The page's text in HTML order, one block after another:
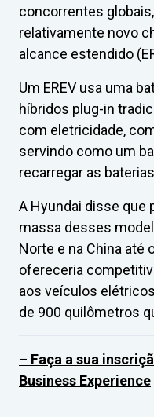
concorrentes
relativamente novo
alcance estendido
Um EREV usa uma
híbridos plug-in
com eletricidade,
servindo como um
recarregar as
A Hyundai disse que
massa desses
Norte e na China até
ofereceria
aos veículos
de 900 quilômetros
– Faça a sua
Business Experience